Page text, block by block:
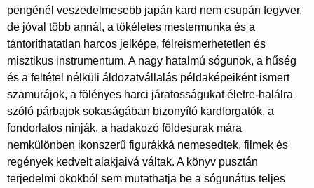
pengénél veszedelmesebb japán kard nem csupán fegyver,
de jóval több annál, a tökéletes mestermunka és a
tántoríthatatlan harcos jelképe, félreismerhetetlen és
misztikus instrumentum. A nagy hatalmú sógunok, a hűség
és a feltétel nélküli áldozatvállalás példaképeiként ismert
szamurájok, a fölényes harci járatosságukat életre-halálra
szóló párbajok sokaságában bizonyító kardforgatók, a
fondorlatos ninják, a hadakozó földesurak mára
nemkülönben ikonszerű figurákká nemesedtek, filmek és
regények kedvelt alakjaivá váltak. A könyv pusztán
terjedelmi okokból sem mutathatja be a sógunátus teljes